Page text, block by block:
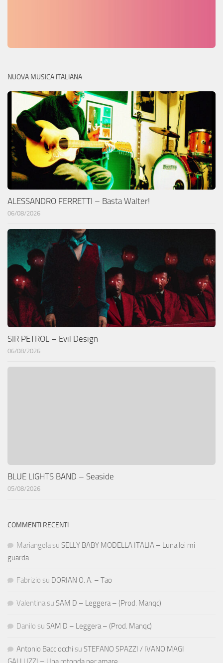
NUOVA MUSICA ITALIANA
ALESSANDRO FERRETTI – Basta Walter!
06/08/2026
SIR PETROL – Evil Design
06/08/2026
BLUE LIGHTS BAND – Seaside
05/08/2026
COMMENTI RECENTI
Mariangela su SELLY BABY MODELLA ITALIA – Luna lei mi
guarda
Fabrizio su DORIAN O. A. – Tao
Valentina su SAM D – Leggera – (Prod. Manqc)
Danilo su SAM D – Leggera – (Prod. Manqc)
Antonio Bacciocchi su STEFANO SPAZZI / IVANO MAGI